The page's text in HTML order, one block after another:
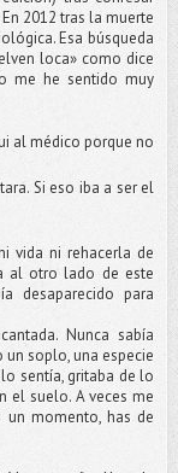
2012 tras la muerte
Esa búsqueda
loca» como dice
me he sentido muy
al médico porque no
Si eso iba a ser el
vida ni rehacerla de
al otro lado de este
desaparecido para
Nunca sabía
soplo, una especie
sentía, gritaba de lo
el suelo. A veces me
un momento, has de